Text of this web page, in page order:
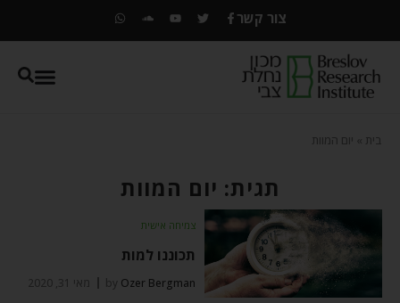
צור קשר
בית יום המוות
תגית: יום המוות
צמיחה אישית
תכוננו למות
by Ozer Bergman מאי 31, 2020